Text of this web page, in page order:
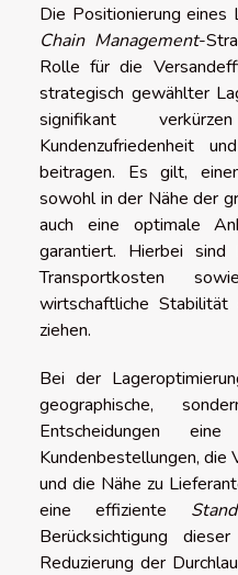
Die Positionierung eines
Chain Management-
Rolle für die
strategisch gewählter
signifikant
Kundenzufriedenheit
beitragen. Es gilt,
sowohl in der Nähe der
auch eine optimale
garantiert. Hierbei sind
Transportkosten
wirtschaftliche
ziehen.
Bei der
geographische,
Entscheidungen
Kundenbestellungen, die
und die Nähe zu
eine effiziente
Berücksichtigung
Reduzierung der